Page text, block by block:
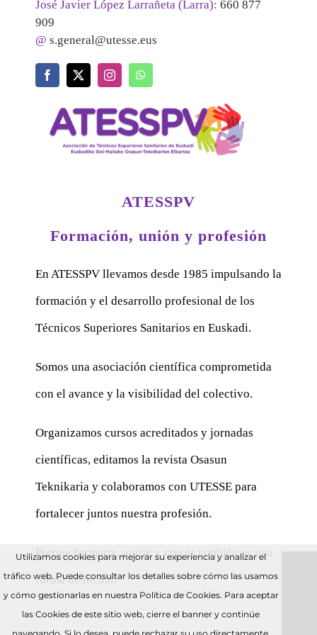
José Javier López Larrañeta (Larra): 660 877
909
@ s.general@utesse.eus
ATESSPV
Formación, unión y profesión
En ATESSPV llevamos desde 1985 impulsando la
formación y el desarrollo profesional de los
Técnicos Superiores Sanitarios en Euskadi.
Somos una asociación científica comprometida
con el avance y la visibilidad del colectivo.
Organizamos cursos acreditados y jornadas
científicas, editamos la revista Osasun
Teknikaria y colaboramos con UTESSE para
fortalecer juntos nuestra profesión.
Porque formarte, unirte y crecer también es una
forma de luchar.
Utilizamos cookies para mejorar su experiencia y analizar el
tráfico web. Puede consultar los detalles sobre cómo las usamos
y cómo gestionarlas en nuestra Política de Cookies. Para aceptar
las Cookies de este sitio web, cierre el banner y continúe